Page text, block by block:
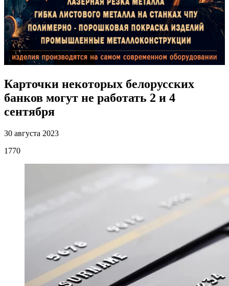
Карточки некоторых белорусских
банков могут не работать 2 и 4
сентября
30 августа 2023
1770